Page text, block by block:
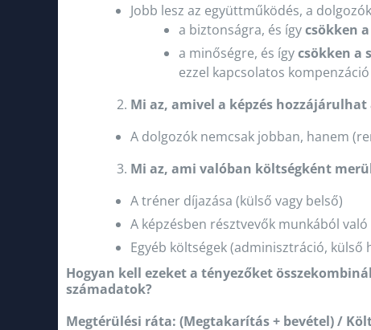
Jobb lesz az együttműködés, a
a biztonságra, és ígycsökken
a minőségre, és ígycsökken a
ezzel kapcsolatos
Mi az, amivel a képzés hozzájárulhat
A dolgozók nemcsak jobban, hanem
Mi az, ami valóban költségként
A tréner díjazása (külső vagy belső)
A képzésben résztvevők munkából
Egyéb költségek (adminisztráció, külső
Hogyan kell ezeket a tényezőket
számadatok?
Megtérülési ráta: (Megtakarítás + bevétel) /